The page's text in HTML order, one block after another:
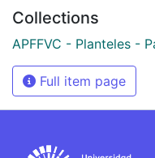
Collections
APFFVC - Planteles -
Full item page